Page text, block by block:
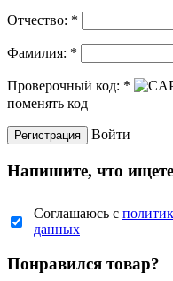
Отчество: *
Фамилия: *
Проверочный код: *
поменять код
Войти
Напишите, что ищете
Соглашаюсь с
данных
Понравился товар?